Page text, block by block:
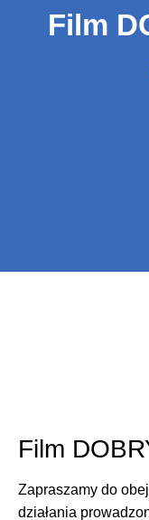
Film
Film
Zapraszamy do
działania